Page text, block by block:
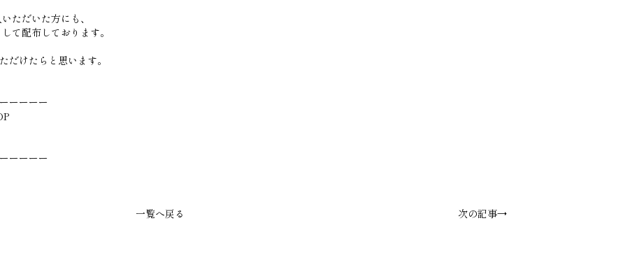
ただいた方にも、
て配布しております。
だけたらと思います。
ーーーー
ーーーー
一覧へ戻る 次の記事→